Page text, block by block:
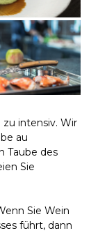
zu intensiv. Wir
au
Taube des
Sie
Sie Wein
führt, dann